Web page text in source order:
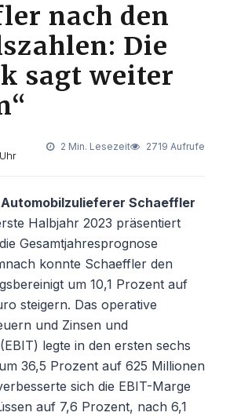
nach den
Die
sagt weiter
2 Min. Lesezeit 2719 Aufrufe
Automobilzulieferer Schaeffler
Halbjahr 2023 präsentiert
Gesamtjahresprognose
konnte Schaeffler den
um 10,1 Prozent auf
steigern. Das operative
und Zinsen und
legte in den ersten sechs
36,5 Prozent auf 625 Millionen
sich die EBIT-Marge
auf 7,6 Prozent, nach 6,1